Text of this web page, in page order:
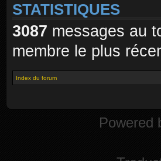
STATISTIQUES
3087 messages au
membre le plus
Index du forum
Powered